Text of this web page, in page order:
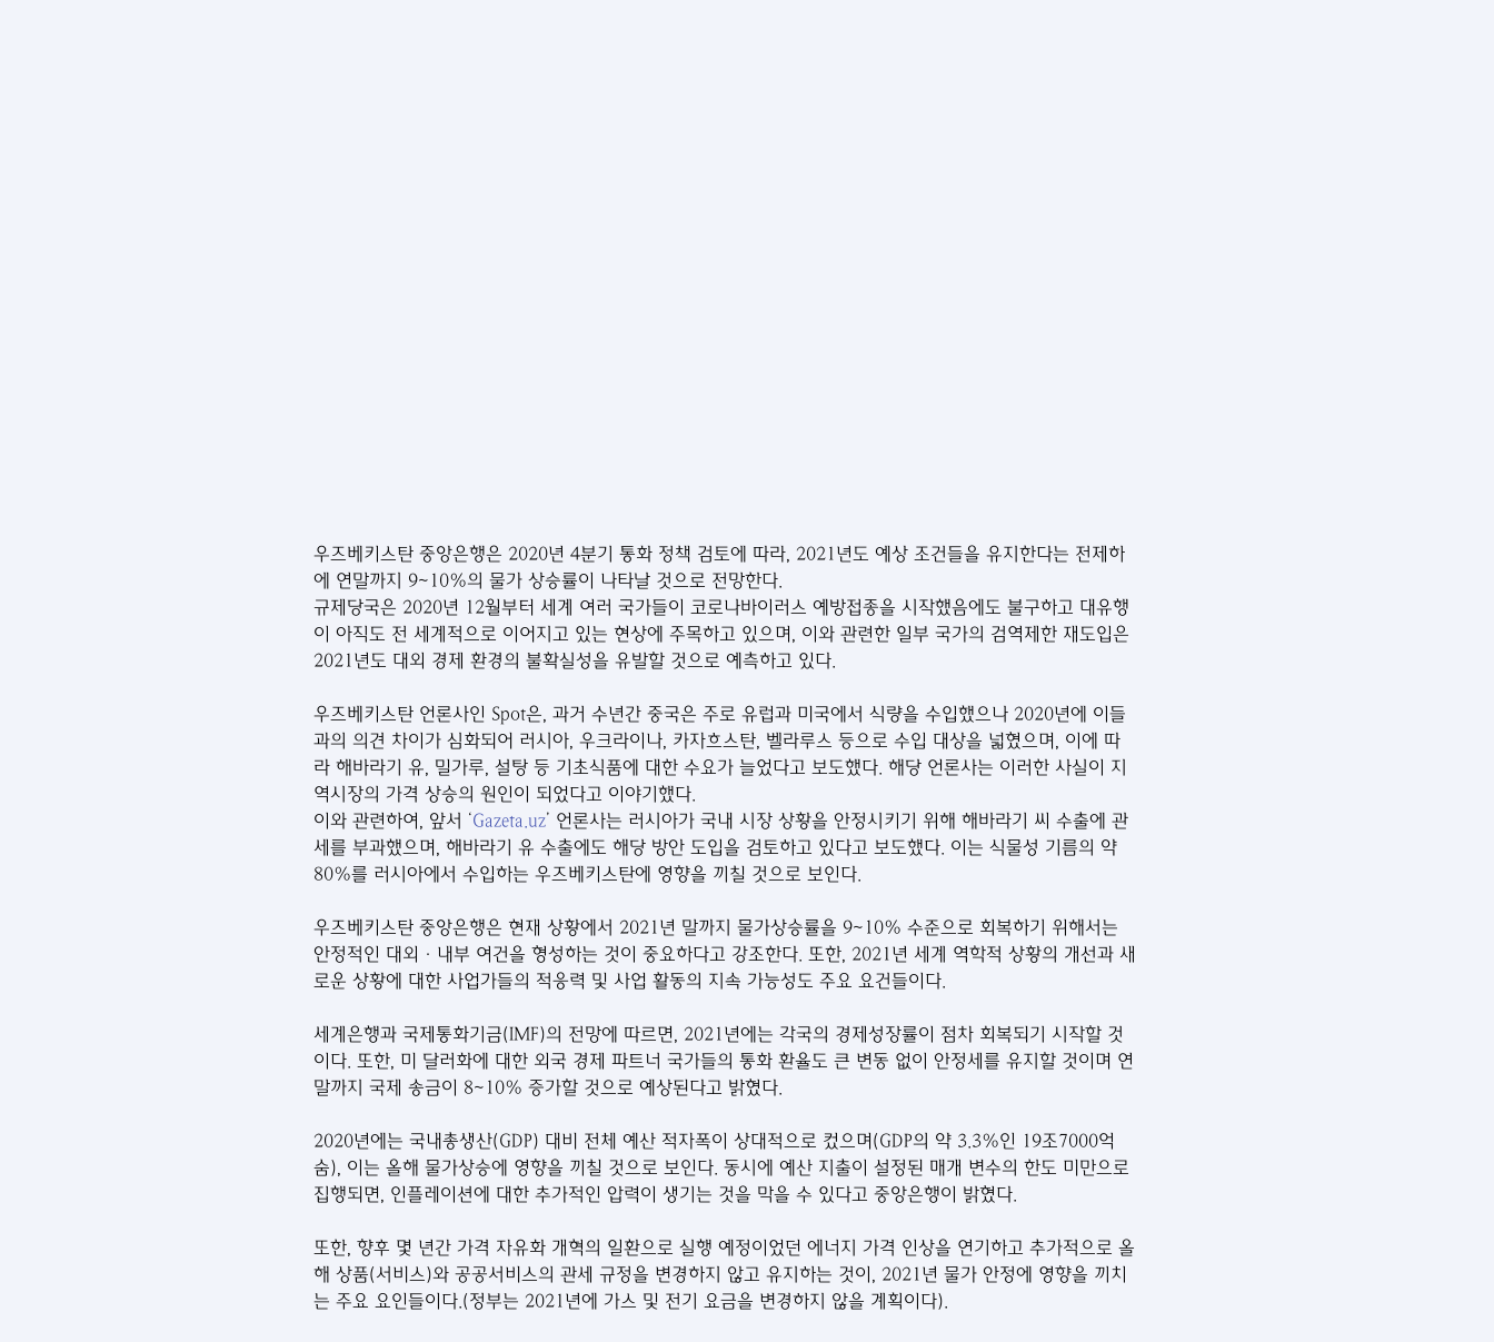
우즈베키스탄 중앙은행은 2020년 4분기 통화 정책 검토에 따라, 2021년도 예상 조건들을 유지한다는 전제하
에 연말까지 9~10%의 물가 상승률이 나타날 것으로 전망한다.
규제당국은 2020년 12월부터 세계 여러 국가들이 코로나바이러스 예방접종을 시작했음에도 불구하고 대유행
이 아직도 전 세계적으로 이어지고 있는 현상에 주목하고 있으며, 이와 관련한 일부 국가의 검역제한 재도입은
2021년도 대외 경제 환경의 불확실성을 유발할 것으로 예측하고 있다.
우즈베키스탄 언론사인 Spot은, 과거 수년간 중국은 주로 유럽과 미국에서 식량을 수입했으나 2020년에 이들
과의 의견 차이가 심화되어 러시아, 우크라이나, 카자흐스탄, 벨라루스 등으로 수입 대상을 넓혔으며, 이에 따
라 해바라기 유, 밀가루, 설탕 등 기초식품에 대한 수요가 늘었다고 보도했다. 해당 언론사는 이러한 사실이 지
역시장의 가격 상승의 원인이 되었다고 이야기했다.
이와 관련하여, 앞서 ‘Gazeta.uz’ 언론사는 러시아가 국내 시장 상황을 안정시키기 위해 해바라기 씨 수출에 관
세를 부과했으며, 해바라기 유 수출에도 해당 방안 도입을 검토하고 있다고 보도했다. 이는 식물성 기름의 약
80%를 러시아에서 수입하는 우즈베키스탄에 영향을 끼칠 것으로 보인다.
우즈베키스탄 중앙은행은 현재 상황에서 2021년 말까지 물가상승률을 9~10% 수준으로 회복하기 위해서는
안정적인 대외·내부 여건을 형성하는 것이 중요하다고 강조한다. 또한, 2021년 세계 역학적 상황의 개선과 새
로운 상황에 대한 사업가들의 적응력 및 사업 활동의 지속 가능성도 주요 요건들이다.
세계은행과 국제통화기금(IMF)의 전망에 따르면, 2021년에는 각국의 경제성장률이 점차 회복되기 시작할 것
이다. 또한, 미 달러화에 대한 외국 경제 파트너 국가들의 통화 환율도 큰 변동 없이 안정세를 유지할 것이며 연
말까지 국제 송금이 8~10% 증가할 것으로 예상된다고 밝혔다.
2020년에는 국내총생산(GDP) 대비 전체 예산 적자폭이 상대적으로 컸으며(GDP의 약 3.3%인 19조7000억
숨), 이는 올해 물가상승에 영향을 끼칠 것으로 보인다. 동시에 예산 지출이 설정된 매개 변수의 한도 미만으로
집행되면, 인플레이션에 대한 추가적인 압력이 생기는 것을 막을 수 있다고 중앙은행이 밝혔다.
또한, 향후 몇 년간 가격 자유화 개혁의 일환으로 실행 예정이었던 에너지 가격 인상을 연기하고 추가적으로 올
해 상품(서비스)와 공공서비스의 관세 규정을 변경하지 않고 유지하는 것이, 2021년 물가 안정에 영향을 끼치
는 주요 요인들이다.(정부는 2021년에 가스 및 전기 요금을 변경하지 않을 계획이다).